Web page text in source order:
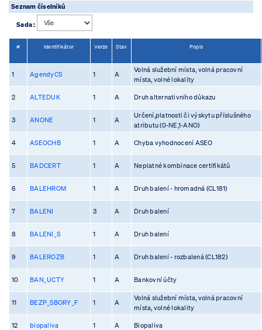
Seznam číselníků
Sada :
# Identifikátor Verze Stav Popis
1 AgendyCS 1 A
Volná služební místa, volná pracovní
místa, volné lokality
2 ALTEDUK 1 A Druh alternativního důkazu
3 ANONE 1 A
Určení,platnosti či výskytu příslušného
atributu (0-NE,1-ANO)
4 ASEOCHB 1 A Chyba vyhodnocení ASEO
5 BADCERT 1 A Neplatné kombinace certifikátů
6 BALEHROM 1 A Druh balení - hromadná (CL181)
7 BALENI 3 A Druh balení
8 BALENI_S 1 A Druh balení
9 BALEROZB 1 A Druh balení - rozbalená (CL182)
10 BAN_UCTY 1 A Bankovní účty
11 BEZP_SBORY_F 1 A
Volná služební místa, volná pracovní
místa, volné lokality
12 biopaliva 1 A Biopaliva